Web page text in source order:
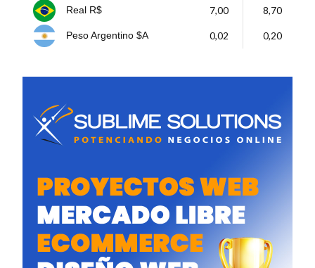
Real R$ 7,00 8,70
Peso Argentino $A 0,02 0,20